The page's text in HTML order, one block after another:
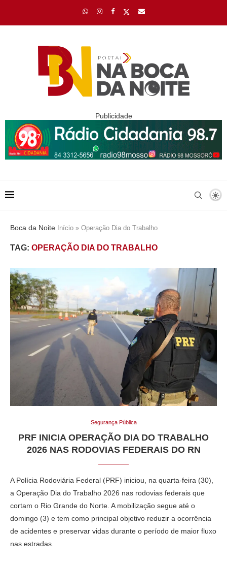
Publicidade
Boca da Noite Início » Operação Dia do Trabalho
TAG: OPERAÇÃO DIA DO TRABALHO
Segurança Pública
PRF INICIA OPERAÇÃO DIA DO TRABALHO
2026 NAS RODOVIAS FEDERAIS DO RN
A Polícia Rodoviária Federal (PRF) iniciou, na quarta-feira (30),
a Operação Dia do Trabalho 2026 nas rodovias federais que
cortam o Rio Grande do Norte. A mobilização segue até o
domingo (3) e tem como principal objetivo reduzir a ocorrência
de acidentes e preservar vidas durante o período de maior fluxo
nas estradas.